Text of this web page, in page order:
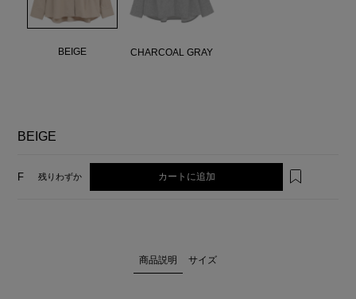
BEIGE CHARCOAL GRAY
BEIGE
F 残りわずか カートに追加
商品説明 サイズ